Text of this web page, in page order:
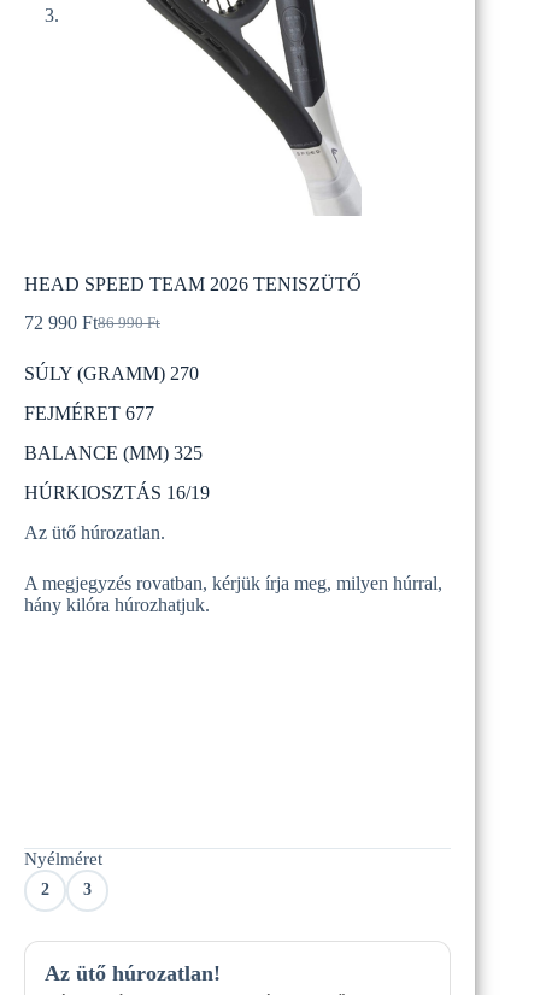
HEAD SPEED TEAM 2026 TENISZÜTŐ
86 990Ft
Original
was:
990 Ft.
72 990 FtCurrent
is:
990 Ft.
SÚLY (GRAMM) 270
FEJMÉRET 677
BALANCE (MM) 325
HÚRKIOSZTÁS 16/19
Az ütő húrozatlan.
A megjegyzés rovatban, kérjük írja meg, milyen húrral,
hány kilóra húrozhatjuk.
Nyélméret
2 3
Az ütő húrozatlan!